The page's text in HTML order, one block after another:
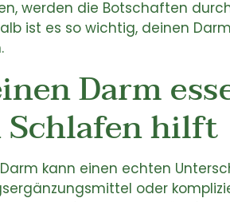
werden die Botschaften
ist es so wichtig, deinen Darm
Darm
Schlafen hilft
kann einen echten
oder